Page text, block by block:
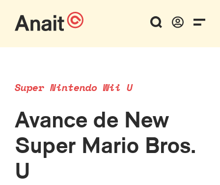
Super Nintendo Wii U
Avance de New
Super Mario Bros.
U